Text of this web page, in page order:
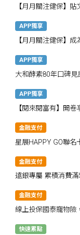
【月月關注健保】
APP獨享
【月月關注健保】成
APP獨享
大和酵素80年口碑見
APP獨享
【閱來閱富有】開
金融支付
星展HAPPY GO聯名
金融支付
遠銀專屬 累積消費
金融支付
線上投保國泰寵物險
快速累點